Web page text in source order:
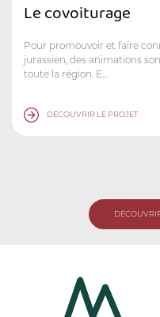
Le covoiturage
Pour promouvoir et faire
jurassien, des animations
toute la région. E...
DÉCOUVRIR LE PROJET